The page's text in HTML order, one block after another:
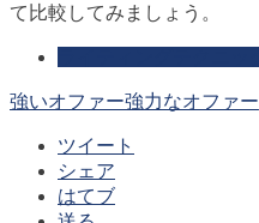
て比較してみましょう。
強いオファー強力なオファー
ツイート
シェア
はてブ